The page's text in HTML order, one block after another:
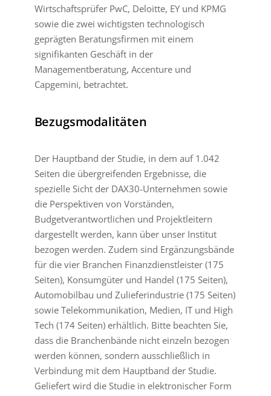
Wirtschaftsprüfer PwC, Deloitte, EY und KPMG
sowie die zwei wichtigsten technologisch
geprägten Beratungsfirmen mit einem
signifikanten Geschäft in der
Managementberatung, Accenture und
Capgemini, betrachtet.
Bezugsmodalitäten
Der Hauptband der Studie, in dem auf 1.042
Seiten die übergreifenden Ergebnisse, die
spezielle Sicht der DAX30-Unternehmen sowie
die Perspektiven von Vorständen,
Budgetverantwortlichen und Projektleitern
dargestellt werden, kann über unser Institut
bezogen werden. Zudem sind Ergänzungsbände
für die vier Branchen Finanzdienstleister (175
Seiten), Konsumgüter und Handel (175 Seiten),
Automobilbau und Zulieferindustrie (175 Seiten)
sowie Telekommunikation, Medien, IT und High
Tech (174 Seiten) erhältlich. Bitte beachten Sie,
dass die Branchenbände nicht einzeln bezogen
werden können, sondern ausschließlich in
Verbindung mit dem Hauptband der Studie.
Geliefert wird die Studie in elektronischer Form